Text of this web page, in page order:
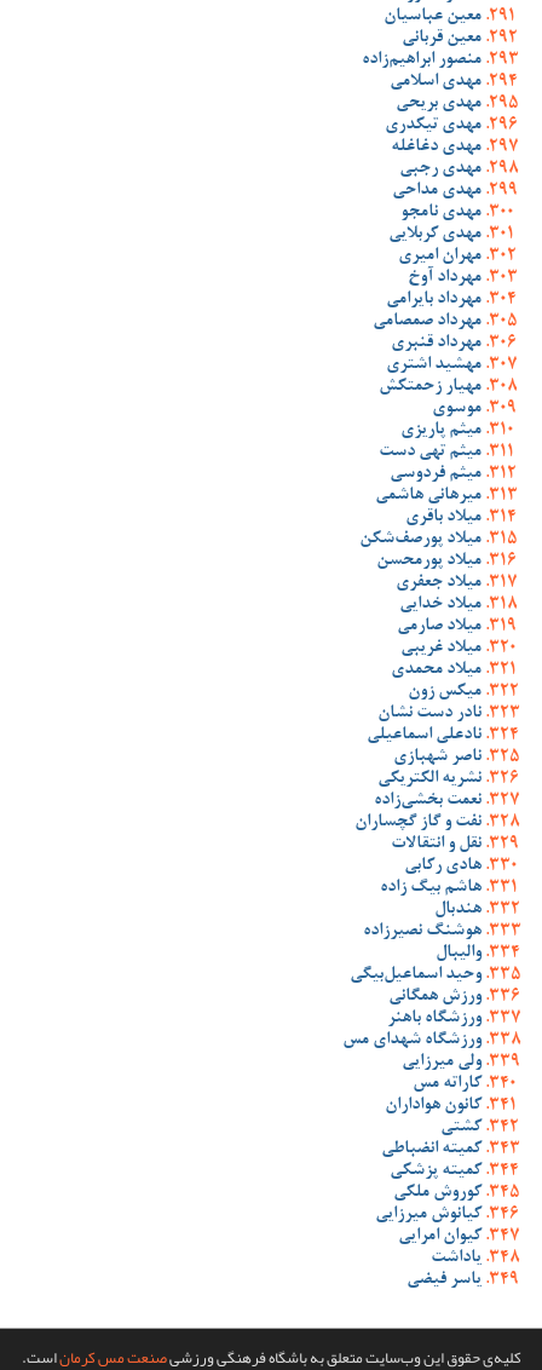
معین عباسیان
معین قربانی
منصور ابراهیم‌زاده
مهدی اسلامی
مهدی بریحی
مهدی تیکدری
مهدی دغاغله
مهدی رجبی
مهدی مداحی
مهدی نامجو
مهدی کربلایی
مهران امیری
مهرداد آوخ
مهرداد بایرامی
مهرداد صمصامی
مهرداد قنبری
مهشید اشتری
مهیار زحمتکش
موسوی
میثم پاریزی
میثم تهی دست
میثم فردوسی
میرهانی هاشمی
میلاد باقری
میلاد پورصف‌شکن
میلاد پورمحسن
میلاد جعفری
میلاد خدایی
میلاد صارمی
میلاد غریبی
میلاد محمدی
میکس زون
نادر دست نشان
نادعلی اسماعیلی
ناصر شهبازی
نشریه الکتریکی
نعمت بخشی‌زاده
نفت و گاز گچساران
نقل و انتقالات
هادی رکابی
هاشم بیگ زاده
هندبال
هوشنگ نصیرزاده
والیبال
وحید اسماعیل‌بیگی
ورزش همگانی
ورزشگاه باهنر
ورزشگاه شهدای مس
ولی میرزایی
کاراته مس
کانون هواداران
کشتی
کمیته انضباطی
کمیته پزشکی
کوروش ملکی
کیانوش میرزایی
کیوان امرایی
یاداشت
یاسر فیضی
کلیه‌ی حقوق این وب‌سایت متعلق به باشگاه فرهنگی ورزشیصنعت مس کرماناست.